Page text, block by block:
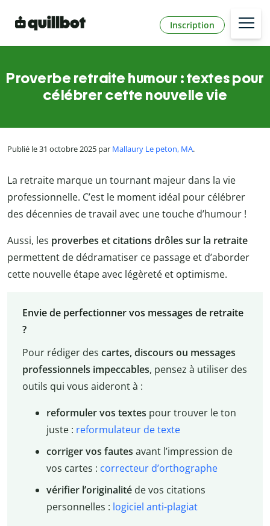
Inscription
Proverbe retraite humour : textes pour
célébrer cette nouvelle vie
Publié le 31 octobre 2025 par Mallaury Le peton, MA.
La retraite marque un tournant majeur dans la vie
professionnelle. C’est le moment idéal pour célébrer
des décennies de travail avec une touche d’humour !
Aussi, les proverbes et citations drôles sur la retraite
permettent de dédramatiser ce passage et d’aborder
cette nouvelle étape avec légèreté et optimisme.
Envie de perfectionner vos messages de retraite
?
Pour rédiger des cartes, discours ou messages
professionnels impeccables, pensez à utiliser des
outils qui vous aideront à :
reformuler vos textes pour trouver le ton
juste : reformulateur de texte
corriger vos fautes avant l’impression de
vos cartes : correcteur d’orthographe
vérifier l’originalitéde vos citations
personnelles : logiciel anti-plagiat